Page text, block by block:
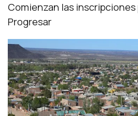
Comienzan las inscripciones
Progresar